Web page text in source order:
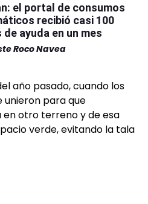
el portal de consumos
recibió casi 100
de ayuda en un mes
Roco Navea
año pasado, cuando los
unieron para que
otro terreno y de esa
verde, evitando la tala